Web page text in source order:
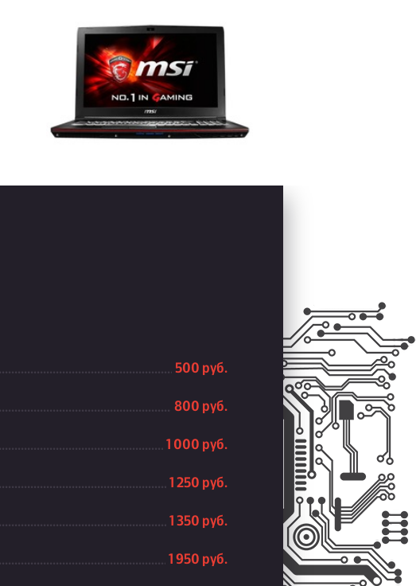
500 руб.
800 руб.
1 000 руб.
1 250 руб.
1 350 руб.
1 950 руб.